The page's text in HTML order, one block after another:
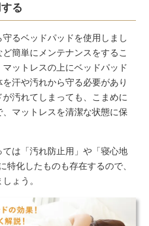
る
るベッドパッドを使用しまし
簡単にメンテナンスをするこ
ットレスの上にベッドパッド
汗や汚れから守る必要があり
汚れてしまっても、こまめに
マットレスを清潔な状態に保
は「汚れ防止用」や「寝心地
特化したものも存在するので、
ょう。